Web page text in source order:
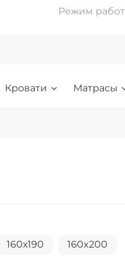
Режим
Кровати Матрасы
160х190 160x200